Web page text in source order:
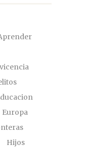
Europa
Hijos